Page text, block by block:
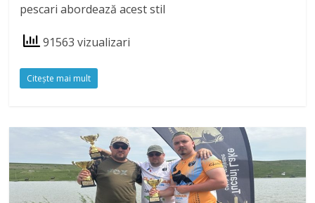
pescari abordează acest stil
91563 vizualizari
Citeşte mai mult